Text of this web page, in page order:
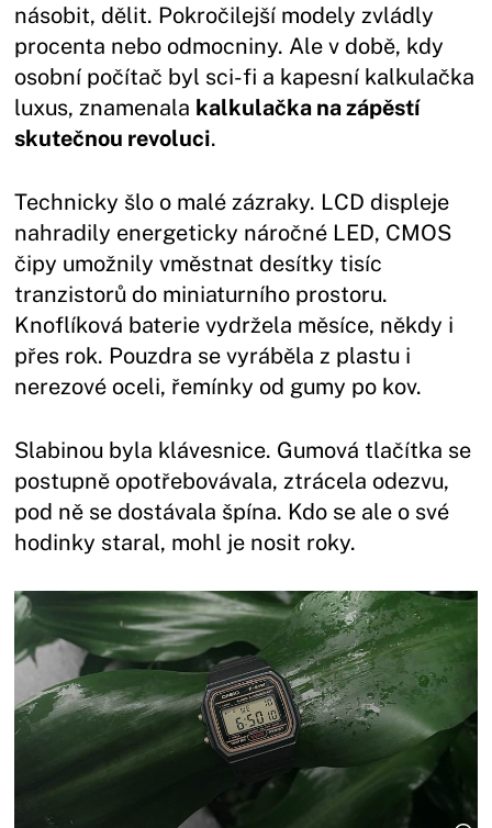
násobit, dělit. Pokročilejší modely zvládly
procenta nebo odmocniny. Ale v době, kdy
osobní počítač byl sci-fi a kapesní kalkulačka
luxus, znamenala kalkulačka na zápěstí
skutečnou revoluci.
Technicky šlo o malé zázraky. LCD displeje
nahradily energeticky náročné LED, CMOS
čipy umožnily vměstnat desítky tisíc
tranzistorů do miniaturního prostoru.
Knoflíková baterie vydržela měsíce, někdy i
přes rok. Pouzdra se vyráběla z plastu i
nerezové oceli, řemínky od gumy po kov.
Slabinou byla klávesnice. Gumová tlačítka se
postupně opotřebovávala, ztrácela odezvu,
pod ně se dostávala špína. Kdo se ale o své
hodinky staral, mohl je nosit roky.